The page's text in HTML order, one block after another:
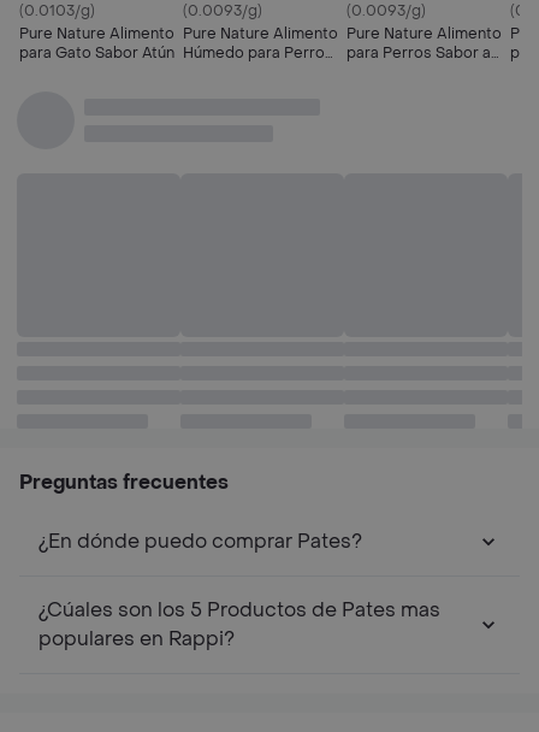
(0.0103/g)
Pure Nature Alimento
para Gato Sabor Atún
(0.0093/g)
Pure Nature Alimento
Húmedo para Perro
(0.0093/g)
Pure Nature Alimento
para Perros Sabor a
Preguntas frecuentes
¿En dónde puedo comprar Pates?
¿Cúales son los 5 Productos de Pates mas
populares en Rappi?